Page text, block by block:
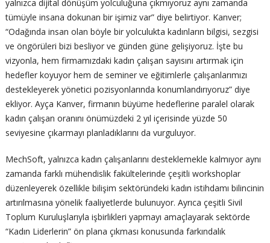
yalnızca dijital dönüşüm yolculuğuna çıkmıyoruz aynı zamanda
tümüyle insana dokunan bir işimiz var” diye belirtiyor. Kanver;
“Odağında insan olan böyle bir yolculukta kadınların bilgisi, sezgisi
ve öngörüleri bizi besliyor ve günden güne gelişiyoruz. İşte bu
vizyonla, hem firmamızdaki kadın çalışan sayısını artırmak için
hedefler koyuyor hem de seminer ve eğitimlerle çalışanlarımızı
destekleyerek yönetici pozisyonlarında konumlandırıyoruz” diye
ekliyor. Ayça Kanver, firmanın büyüme hedeflerine paralel olarak
kadın çalışan oranını önümüzdeki 2 yıl içerisinde yüzde 50
seviyesine çıkarmayı planladıklarını da vurguluyor.
MechSoft, yalnızca kadın çalışanlarını desteklemekle kalmıyor aynı
zamanda farklı mühendislik fakültelerinde çeşitli workshoplar
düzenleyerek özellikle bilişim sektöründeki kadın istihdamı bilincinin
artırılmasına yönelik faaliyetlerde bulunuyor. Ayrıca çeşitli Sivil
Toplum Kuruluşlarıyla işbirlikleri yapmayı amaçlayarak sektörde
“Kadın Liderlerin” ön plana çıkması konusunda farkındalık